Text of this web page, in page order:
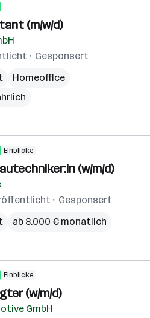
(m/w/d)
Gesponsert
Homeoffice
Einblicke
(w/m/d)
Gesponsert
ab 3.000 € monatlich
Einblicke
(w/m/d)
GmbH